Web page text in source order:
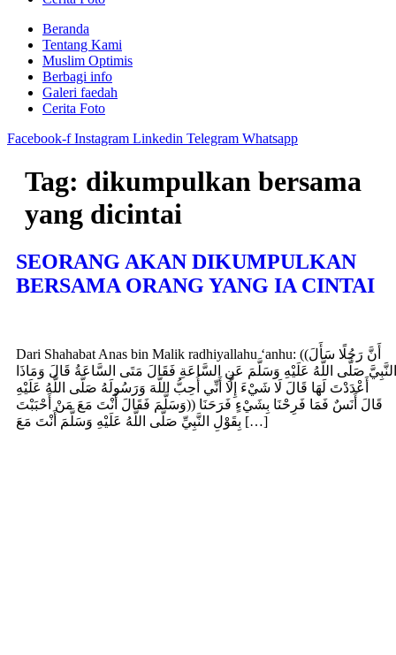
Beranda
Tentang Kami
Muslim Optimis
Berbagi info
Galeri faedah
Cerita Foto
Facebook-f Instagram Linkedin Telegram Whatsapp
Tag: dikumpulkan bersama
yang dicintai
SEORANG AKAN DIKUMPULKAN
BERSAMA ORANG YANG IA CINTAI
Dari Shahabat Anas bin Malik radhiyallahu ‘anhu: ((أَنَّ رَجُلًا سَأَلَ
النَّبِيَّ صَلَّى اللَّهُ عَلَيْهِ وَسَلَّمَ عَنِ السَّاعَةِ فَقَالَ مَتَى السَّاعَةُ قَالَ وَمَاذَا
أَعْدَدْتَ لَهَا قَالَ لَا شَيْءَ إِلَّا أَنِّي أُحِبُّ اللَّهَ وَرَسُولَهُ صَلَّى اللَّهُ عَلَيْهِ
وَسَلَّمَ فَقَالَ أَنْتَ مَعَ مَنْ أَحْبَبْتَ)) قَالَ أَنَسٌ فَمَا فَرِحْنَا بِشَيْءٍ فَرَحَنَا
بِقَوْلِ النَّبِيِّ صَلَّى اللَّهُ عَلَيْهِ وَسَلَّمَ أَنْتَ مَعَ […]